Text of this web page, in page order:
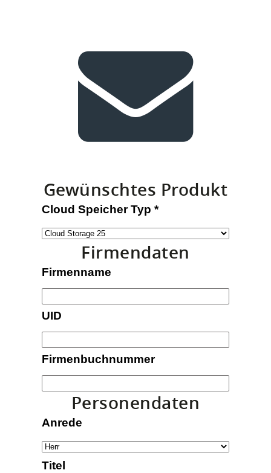
Gewünschtes Produkt
Cloud Speicher Typ *
Firmendaten
Firmenname
UID
Firmenbuchnummer
Personendaten
Anrede
Titel